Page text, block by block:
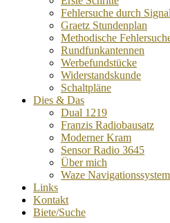
Fehlersuche durch
Graetz Stundenplan
Methodische
Rundfunkantennen
Werbefundstücke
Widerstandskunde
Schaltpläne
Dies & Das
Dual 1219
Franzis Radiobausatz
Moderner Kram
Sensor Radio 3645
Über mich
Waze Navigationssystem
Links
Kontakt
Biete/Suche